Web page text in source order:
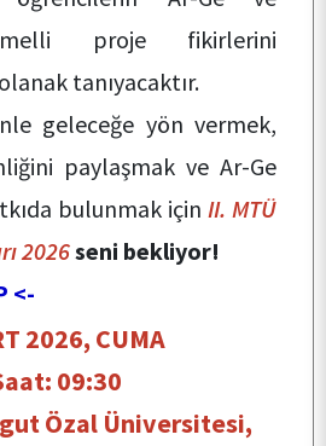
proje fikirlerini
tanıyacaktır.
geleceğe yön vermek,
paylaşmak ve Ar-Ge
bulunmak için II. MTÜ
2026seni bekliyor!
<-
2026, CUMA
09:30
Özal Üniversitesi,